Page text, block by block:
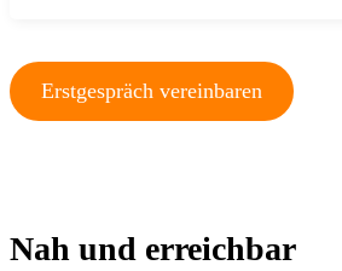
Erstgespräch vereinbaren
Nah und erreichbar